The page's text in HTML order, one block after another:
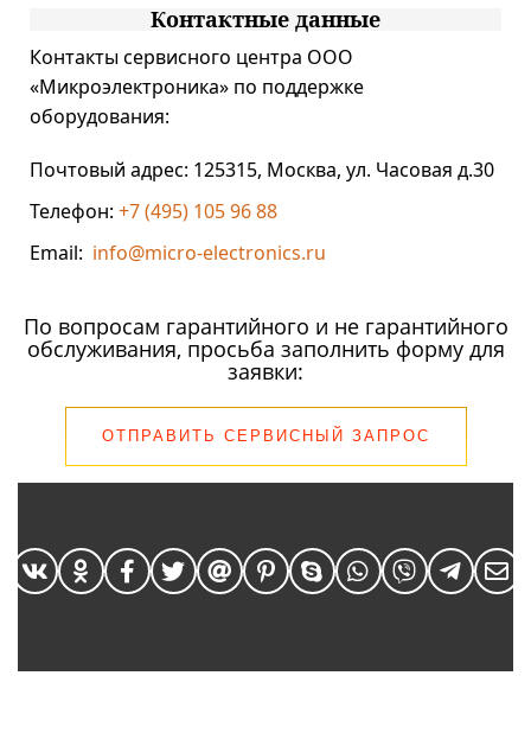
Контактные данные
Контакты сервисного центра ООО
«Микроэлектроника» по поддержке
оборудования:
Почтовый адрес: 125315, Москва, ул. Часовая д.30
Телефон: +7 (495) 105 96 88
Email: info@micro-electronics.ru
По вопросам гарантийного и не гарантийного
обслуживания, просьба заполнить форму для
заявки:
ОТПРАВИТЬ СЕРВИСНЫЙ ЗАПРОС